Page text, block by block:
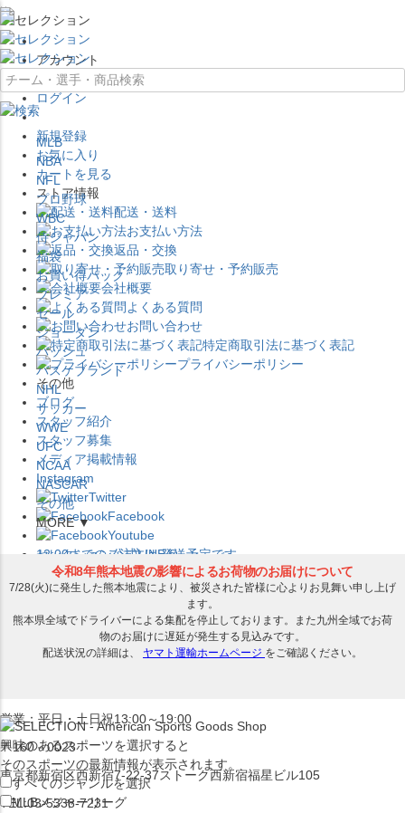
×
アカウント
ログイン
新規登録
お気に入り
カートを見る
ストア情報
配送・送料
お支払い方法
返品・交換
取り寄せ・予約販売
会社概要
よくある質問
お問い合わせ
特定商取引法に基づく表記
プライバシーポリシー
その他
ブログ
スタッフ紹介
スタッフ募集
メディア掲載情報
Instagram
Twitter
Facebook
Youtube
セレクション公式LINE@
営業：平日・土日祝13:00～19:00
〒160－0023
東京都新宿区西新宿7-22-37ストーク西新宿福星ビル105
TEL:03-5338-7231
MLB
NBA
NFL
プロ野球
WBC
侍ジャパン
福袋
お買い得パック
プレミア
セール
ジョーダン
バッシュ
バスケブランド
NHL
サッカー
WWE
UFC
NCAA
NASCAR
その他
MORE ▼
12:00までのご注文は発送予定です。
在庫品は 1-3営業日内で発送!! ※お取寄せ商品は対象外
興味のあるスポーツを選択すると
そのスポーツの最新情報が表示されます。
すべてのジャンルを選択
MLBメジャーリーグ